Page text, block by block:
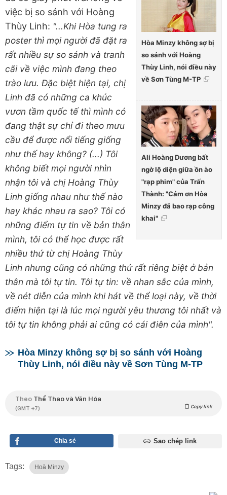
Hòa Minzy không sợ bị
so sánh với Hoàng
Thùy Linh, nói điều này
về Sơn Tùng M-TP
Ali Hoàng Dương bất
ngờ lộ diện giữa ồn ào
"rạp phim" của Trấn
Thành: "Cảm ơn Hòa
Minzy đã bao rạp công
khai"
việc bị so sánh với Hoàng
Thùy Linh: "...Khi Hòa tung ra
poster thì mọi người đã đặt ra
rất nhiều sự so sánh và tranh
cãi về việc mình đang theo
trào lưu. Đặc biệt hiện tại, chị
Linh đã có những ca khúc
vươn tầm quốc tế thì mình có
đang thật sự chỉ đi theo mưu
cầu để được nổi tiếng giống
như thế hay không? (...) Tôi
không biết mọi người nhìn
nhận tôi và chị Hoàng Thùy
Linh giống nhau như thế nào
hay khác nhau ra sao? Tôi có
những điểm tự tin về bản thân
mình, tôi có thể học được rất
nhiều thứ từ chị Hoàng Thùy
Linh nhưng cũng có những thứ rất riêng biệt ở bản
thân mà tôi tự tin. Tôi tự tin: về nhan sắc của mình,
về nét diễn của mình khi hát về thể loại này, về thời
điểm hiện tại là lúc mọi người yêu thương tôi nhất và
tôi tự tin không phải ai cũng có cái điên của mình".
Hòa Minzy không sợ bị so sánh với Hoàng
Thùy Linh, nói điều này về Sơn Tùng M-TP
Theo Thể Thao và Văn Hóa
(GMT +7) Copy link
Chia sẻ Sao chép link
Tags: Hoà Minzy